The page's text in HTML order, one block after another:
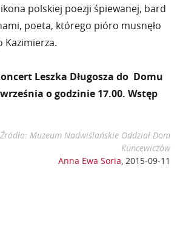
polskiej poezji śpiewanej, bard
poeta, którego pióro musnęło
Kazimierza.
Leszka Długosza do Domu
o godzinie 17.00. Wstęp
Źródło: Muzeum Nadwiślańskie Oddział Dom
Kuncewiczów
Anna Ewa Soria, 2015-09-11